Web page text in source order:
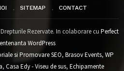
SITEMAP CONTACT
Rezervate. In colaborare cu Perfect
WordPress
si Promovare SEO, Brasov Events, WP
, Casa Edy - Viseu de sus, Echipamente